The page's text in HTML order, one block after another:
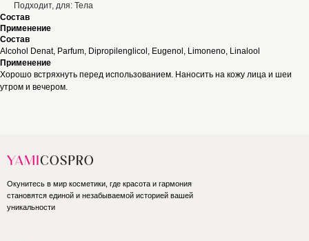
Подходит, для: Тела
Состав
Применение
Состав
Alcohol Denat, Parfum, Dipropilenglicol, Eugenol, Limoneno, Linalool
Применение
Хорошо встряхнуть перед использованием. Наносить на кожу лица и шеи
утром и вечером.
Окунитесь в мир косметики, где красота и гармония
становятся единой и незабываемой историей вашей
уникальности